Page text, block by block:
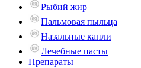
Рыбий жир
Пальмовая пыльца
Назальные капли
Лечебные пасты
Препараты